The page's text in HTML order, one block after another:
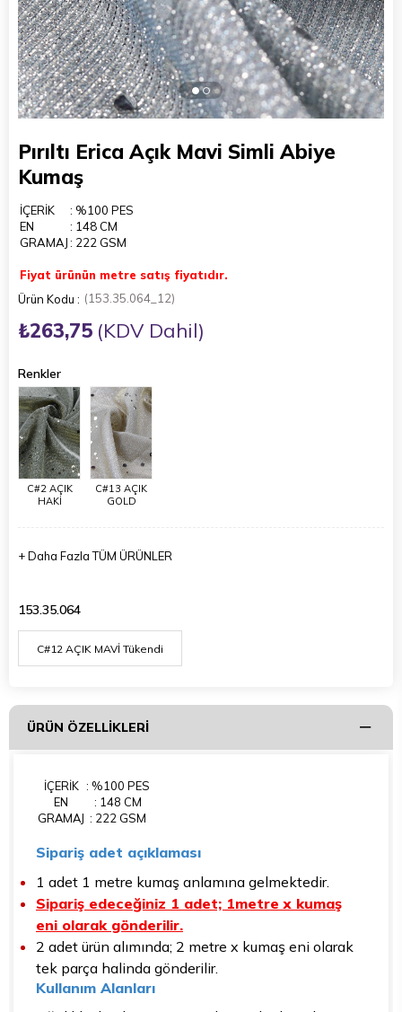
Pırıltı Erica Açık Mavi Simli Abiye
Kumaş
İÇERİK
: %100 PES
EN
: 148 CM
GRAMAJ: 222 GSM
Fiyat ürünün metre satış fiyatıdır.
(153.35.064_12)
₺263,75 (KDV Dahil)
Renkler
C#2 AÇIK
HAKİ
C#13 AÇIK
GOLD
+Daha FazlaTÜM ÜRÜNLER
153.35.064
ÜRÜN ÖZELLIKLERI
İÇERİK : %100 PES
EN
: 148 CM
GRAMAJ : 222 GSM
Sipariş adet açıklaması
1 adet 1 metre kumaş anlamına gelmektedir.
Sipariş edeceğiniz 1 adet; 1metre x kumaş
eni olarak gönderilir.
2 adet ürün alımında; 2 metre x kumaş eni olarak
tek parça halinda gönderilir.
Kullanım Alanları